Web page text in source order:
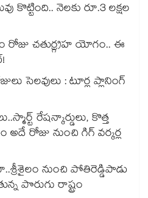
కొట్టింది.. నెలకు రూ.3 లక్షల
రోజు చతుర్గ్రహ యోగం.. ఈ
సెలవులు : టూర్ల ప్లానింగ్
రేషన్కార్డులు, కొత్త
అదే రోజు నుంచి గిగ్ వర్కర్ల
నుంచి పోతిరెడ్డిపాడు
పొరుగు రాష్ట్రం